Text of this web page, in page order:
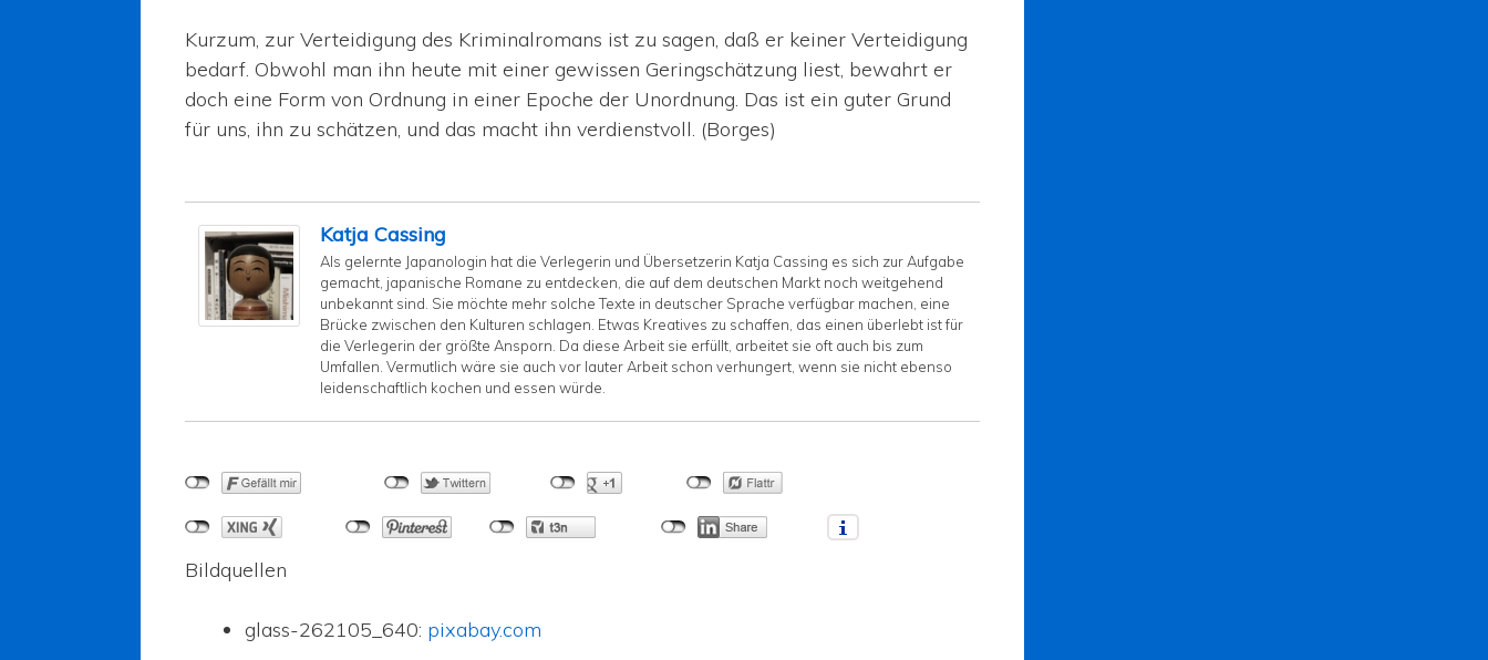
Kurzum, zur Verteidigung des Kriminalromans ist zu sagen, daß er keiner Verteidigung
bedarf. Obwohl man ihn heute mit einer gewissen Geringschätzung liest, bewahrt er
doch eine Form von Ordnung in einer Epoche der Unordnung. Das ist ein guter Grund
für uns, ihn zu schätzen, und das macht ihn verdienstvoll. (Borges)
Katja Cassing
Als gelernte Japanologin hat die Verlegerin und Übersetzerin Katja Cassing es sich zur Aufgabe
gemacht, japanische Romane zu entdecken, die auf dem deutschen Markt noch weitgehend
unbekannt sind. Sie möchte mehr solche Texte in deutscher Sprache verfügbar machen, eine
Brücke zwischen den Kulturen schlagen. Etwas Kreatives zu schaffen, das einen überlebt ist für
die Verlegerin der größte Ansporn. Da diese Arbeit sie erfüllt, arbeitet sie oft auch bis zum
Umfallen. Vermutlich wäre sie auch vor lauter Arbeit schon verhungert, wenn sie nicht ebenso
leidenschaftlich kochen und essen würde.
Bildquellen
glass-262105_640: pixabay.com